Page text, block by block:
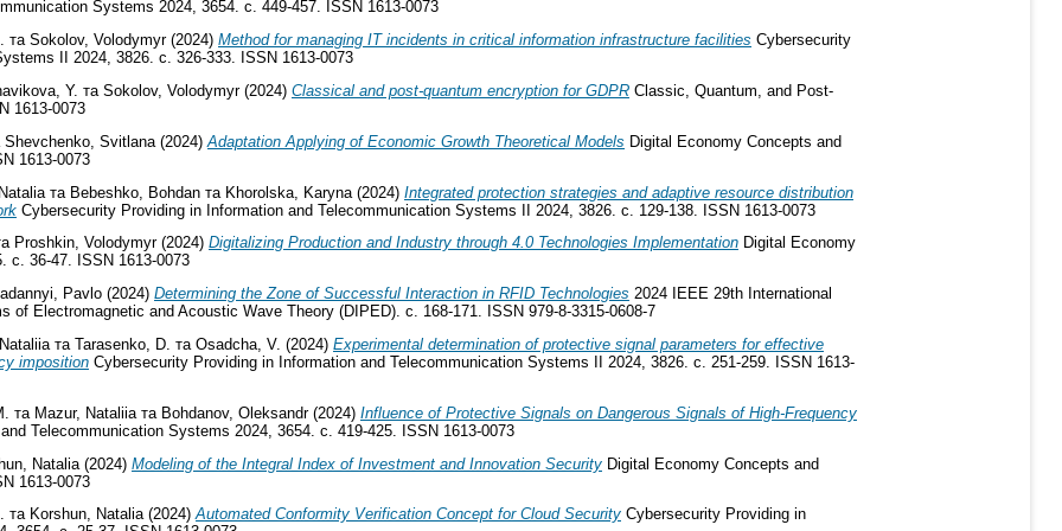
Systems 2024, 3654. с. 449-457. ISSN 1613-0073
та Sokolov, Volodymyr(2024) Method for managing IT incidents in critical information infrastructure facilities Cybersecurity
II 2024, 3826. с. 326-333. ISSN 1613-0073
Y. та Sokolov, Volodymyr(2024) Classical and post-quantum encryption for GDPR Classic, Quantum, and Post-
1613-0073
Shevchenko, Svitlana (2024) Adaptation Applying of Economic Growth Theoretical Models Digital Economy Concepts and
1613-0073
та Bebeshko, Bohdan та Khorolska, Karyna (2024) Integrated protection strategies and adaptive resource distribution
Cybersecurity Providing in Information and Telecommunication Systems II 2024, 3826. с. 129-138. ISSN 1613-0073
Proshkin, Volodymyr(2024) Digitalizing Production and Industry through 4.0 Technologies Implementation Digital Economy
с. 36-47. ISSN 1613-0073
Pavlo (2024) Determining the Zone of Successful Interaction in RFID Technologies 2024 IEEE 29th International
of Electromagnetic and Acoustic Wave Theory (DIPED). с. 168-171. ISSN 979-8-3315-0608-7
та Tarasenko, D. та Osadcha, V. (2024) Experimental determination of protective signal parameters for effective
imposition Cybersecurity Providing in Information and Telecommunication Systems II 2024, 3826. с. 251-259. ISSN 1613-
та Mazur, Nataliia та Bohdanov, Oleksandr(2024) Influence of Protective Signals on Dangerous Signals of High-Frequency
Telecommunication Systems 2024, 3654. с. 419-425. ISSN 1613-0073
Natalia (2024) Modeling of the Integral Index of Investment and Innovation Security Digital Economy Concepts and
1613-0073
та Korshun, Natalia(2024)Automated Conformity Verification Concept for Cloud Security Cybersecurity Providing in